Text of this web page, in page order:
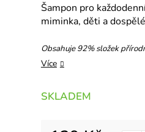
Šampon pro
miminka, děti a
Obsahuje 92% složek
Více
SKLADEM